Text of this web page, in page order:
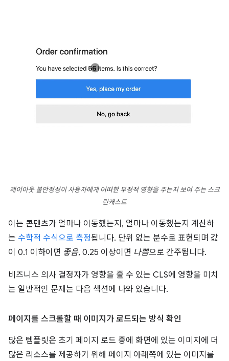
레이아웃 불안정성이 사용자에게 어떠한 부정적 영향을 주는지 보여 주는 스크
린캐스트
이는 콘텐츠가 얼마나 이동했는지, 얼마나 이동했는지 계산하
는 수학적 수식으로 측정됩니다. 단위 없는 분수로 표현되며 값
이 0.1 이하이면 좋음, 0.25 이상이면 나쁨으로 간주됩니다.
비즈니스 의사 결정자가 영향을 줄 수 있는 CLS에 영향을 미치
는 일반적인 문제는 다음 섹션에 나와 있습니다.
페이지를 스크롤할 때 이미지가 로드되는 방식 확인
많은 템플릿은 초기 페이지 로드 중에 화면에 있는 이미지에 더
많은 리소스를 제공하기 위해 페이지 아래쪽에 있는 이미지를